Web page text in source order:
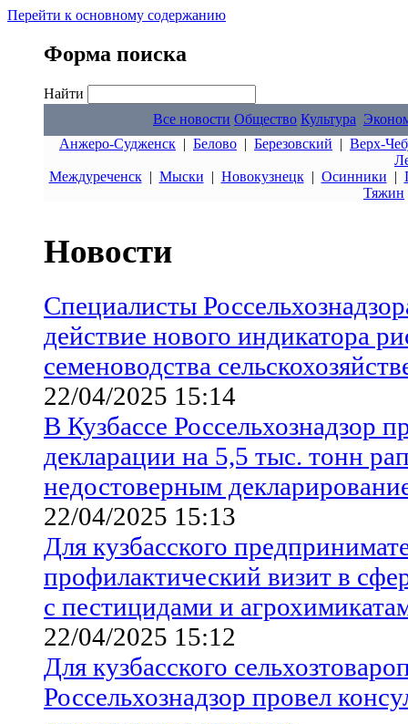
Перейти к основному содержанию
Форма поиска
Найти
Все новости Общество Культура
Анжеро-Судженск | Белово | Березовский | Верх-
Междуреченск| Мыски | Новокузнецк| Осинники |
Тяжин
Новости
Специалисты
действие нового индикатора
семеноводства
22/04/2025 15:14
В Кузбассе Россельхознадзор
декларации на 5,5 тыс. тонн
недостоверным
22/04/2025 15:13
Для кузбасского
профилактический визит в
с пестицидами и
22/04/2025 15:12
Для кузбасского
Россельхознадзор провел